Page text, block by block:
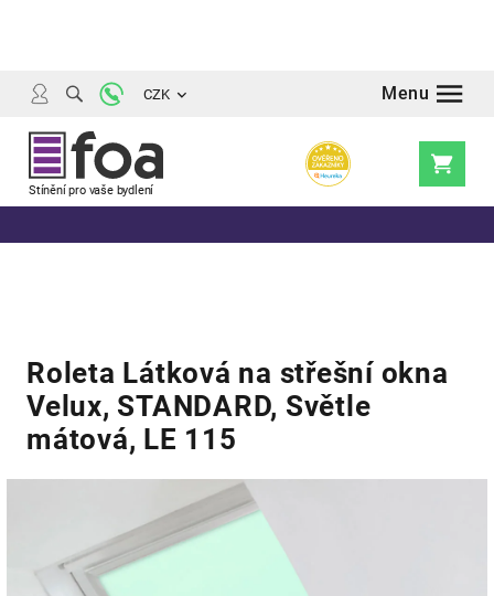
CZK
Nákupní
Roleta Látková na střešní okna
Velux, STANDARD, Světle
mátová, LE 115